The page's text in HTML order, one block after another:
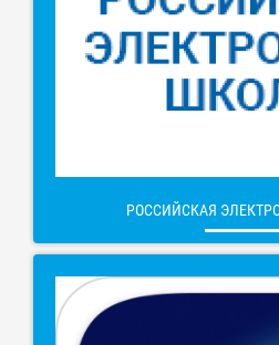
РОССИЙСКАЯ